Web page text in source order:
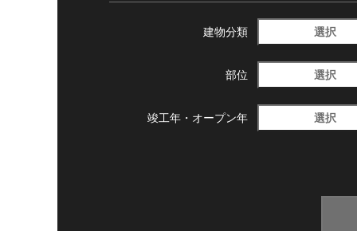
建物分類 選択
部位 選択
竣工年・ オープン年 選択